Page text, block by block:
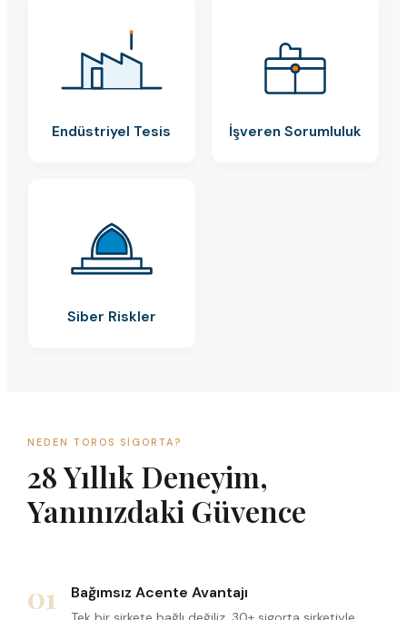
Endüstriyel Tesis İşveren Sorumluluk
Siber Riskler
NEDEN TOROS SIGORTA?
28 Yıllık Deneyim,
Yanınızdaki Güvence
01 Bağımsız Acente Avantajı